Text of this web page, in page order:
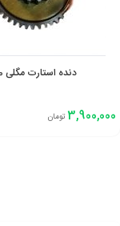
دنده استارت مگلی 250
3,900,000 تومان